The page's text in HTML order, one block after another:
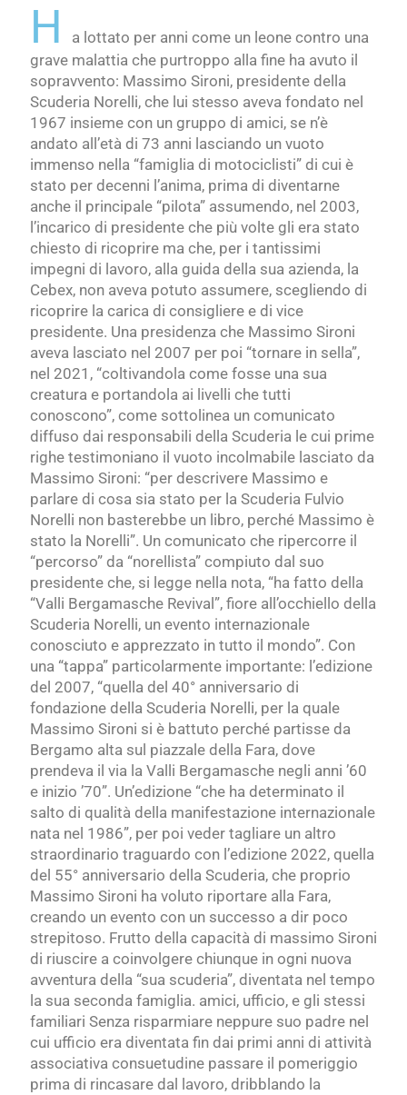
H
a lottato per anni come un leone contro una
grave malattia che purtroppo alla fine ha avuto il
sopravvento: Massimo Sironi, presidente della
Scuderia Norelli, che lui stesso aveva fondato nel
1967 insieme con un gruppo di amici, se n’è
andato all’età di 73 anni lasciando un vuoto
immenso nella “famiglia di motociclisti” di cui è
stato per decenni l’anima, prima di diventarne
anche il principale “pilota” assumendo, nel 2003,
l’incarico di presidente che più volte gli era stato
chiesto di ricoprire ma che, per i tantissimi
impegni di lavoro, alla guida della sua azienda, la
Cebex, non aveva potuto assumere, scegliendo di
ricoprire la carica di consigliere e di vice
presidente. Una presidenza che Massimo Sironi
aveva lasciato nel 2007 per poi “tornare in sella”,
nel 2021, “coltivandola come fosse una sua
creatura e portandola ai livelli che tutti
conoscono”, come sottolinea un comunicato
diffuso dai responsabili della Scuderia le cui prime
righe testimoniano il vuoto incolmabile lasciato da
Massimo Sironi: “per descrivere Massimo e
parlare di cosa sia stato per la Scuderia Fulvio
Norelli non basterebbe un libro, perché Massimo è
stato la Norelli”. Un comunicato che ripercorre il
“percorso” da “norellista” compiuto dal suo
presidente che, si legge nella nota, “ha fatto della
“Valli Bergamasche Revival”, fiore all’occhiello della
Scuderia Norelli, un evento internazionale
conosciuto e apprezzato in tutto il mondo”. Con
una “tappa” particolarmente importante: l’edizione
del 2007, “quella del 40° anniversario di
fondazione della Scuderia Norelli, per la quale
Massimo Sironi si è battuto perché partisse da
Bergamo alta sul piazzale della Fara, dove
prendeva il via la Valli Bergamasche negli anni ’60
e inizio ’70”. Un’edizione “che ha determinato il
salto di qualità della manifestazione internazionale
nata nel 1986”, per poi veder tagliare un altro
straordinario traguardo con l’edizione 2022, quella
del 55° anniversario della Scuderia, che proprio
Massimo Sironi ha voluto riportare alla Fara,
creando un evento con un successo a dir poco
strepitoso. Frutto della capacità di massimo Sironi
di riuscire a coinvolgere chiunque in ogni nuova
avventura della “sua scuderia”, diventata nel tempo
la sua seconda famiglia. amici, ufficio, e gli stessi
familiari Senza risparmiare neppure suo padre nel
cui ufficio era diventata fin dai primi anni di attività
associativa consuetudine passare il pomeriggio
prima di rincasare dal lavoro, dribblando la